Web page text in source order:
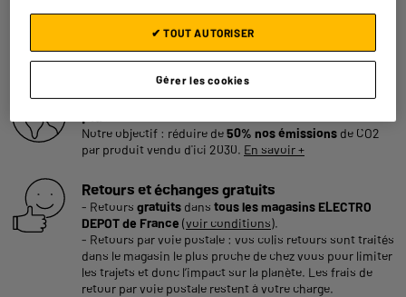
appareils de votre foyer achetés chez nous ou ailleurs.
En savoir +
Consommez plus responsable, économisez
Notre objectif : réduire de50% nos émissions de CO2
par produit vendu d'ici 2030. En savoir +
Retours et échanges gratuits
- Retours gratuits dans tous les magasins ELECTRO
DEPOT de France (voir conditions).
- Retours par voie postale : vos colis retours sont traités
dans le magasin le plus proche de chez vous pour limiter
les trajets et donc l’impact sur la planète. Les frais de
retour par voie postale restent à votre charge.
Gérer les cookies
✔ TOUT AUTORISER